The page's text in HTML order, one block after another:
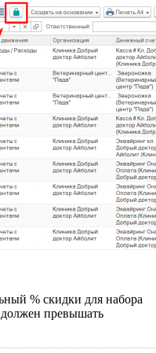
% скидки для набора
превышать